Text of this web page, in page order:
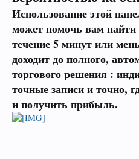
Использование этой
может помочь вам
течение 5 минут или
доходит до полного,
торгового решения :
точные записи и точно,
и получить прибыль.